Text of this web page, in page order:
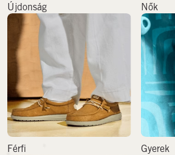
Újdonság Nők
Férfi Gyerek